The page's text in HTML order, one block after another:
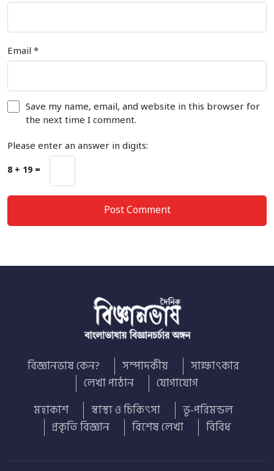
Email *
Save my name, email, and website in this browser for
the next time I comment.
Please enter an answer in digits:
8 + 19 =
বিজ্ঞানভাষ কেন? সম্পাদকীয়
সাক্ষাৎকার
লেখা পাঠান
যোগাযোগ
মহাকাশ
স্বাস্থ্য ও চিকিৎসা
ভূ-পরিমন্ডল
প্রকৃতি বিজ্ঞান
বিশেষ লেখা বিবিধ